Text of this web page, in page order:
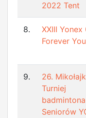
2022 Tent
8.
XXIII Yonex
Forever
9.
26.
Turniej
badmintona
Seniorów